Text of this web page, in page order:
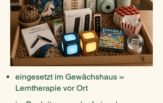
eingesetzt im Gewächshaus =
Lerntherapie vor Ort